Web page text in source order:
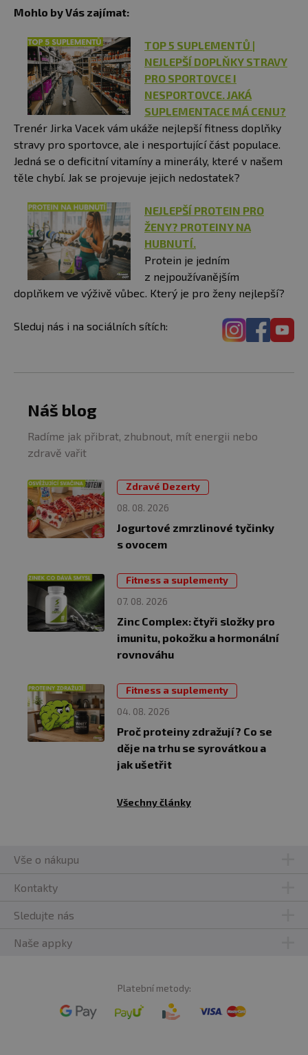
Mohlo by Vás zajímat:
TOP 5 SUPLEMENTŮ |
NEJLEPŠÍ DOPLŇKY STRAVY
PRO SPORTOVCE I
NESPORTOVCE. JAKÁ
SUPLEMENTACE MÁ CENU?
Trenér Jirka Vacek vám ukáže nejlepší fitness doplňky
stravy pro sportovce, ale i nesportující část populace.
Jedná se o deficitní vitamíny a minerály, které v našem
těle chybí. Jak se projevuje jejich nedostatek?
NEJLEPŠÍ PROTEIN PRO
ŽENY? PROTEINY NA
HUBNUTÍ.
Protein je jedním
z nejpoužívanějším
doplňkem ve výživě vůbec. Který je pro ženy nejlepší?
Sleduj nás i na sociálních sítích:
Náš blog
Radíme jak přibrat, zhubnout, mít energii nebo
zdravě vařit
08. 08. 2026
Zdravé Dezerty
Jogurtové zmrzlinové tyčinky
s ovocem
07. 08. 2026
Fitness a suplementy
Zinc Complex: čtyři složky pro
imunitu, pokožku a hormonální
rovnováhu
04. 08. 2026
Fitness a suplementy
Proč proteiny zdražují? Co se
děje na trhu se syrovátkou a
jak ušetřit
Všechny články
Vše o nákupu
Kontakty
Sledujte nás
Naše appky
Platební metody: